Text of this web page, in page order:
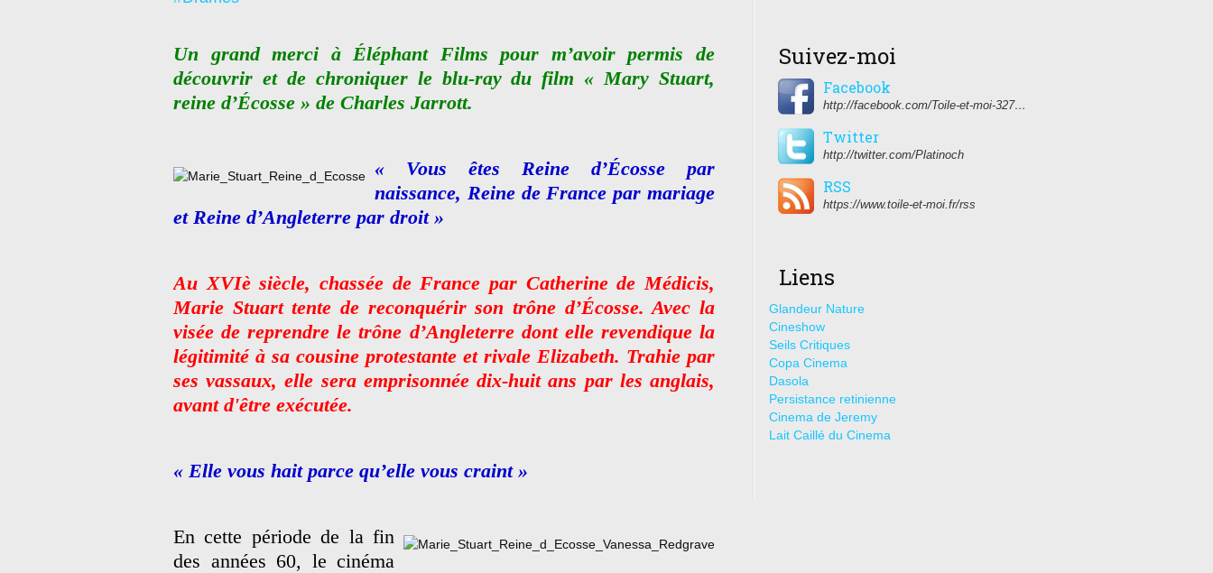
Un grand merci à Éléphant Films pour m’avoir permis de
découvrir et de chroniquer le blu-ray du film « Mary Stuart,
reine d’Écosse » de Charles Jarrott.
« Vous êtes Reine d’Écosse par
naissance, Reine de France par mariage
et Reine d’Angleterre par droit »
Au XVIè siècle, chassée de France par Catherine de Médicis,
Marie Stuart tente de reconquérir son trône d’Écosse. Avec la
visée de reprendre le trône d’Angleterre dont elle revendique la
légitimité à sa cousine protestante et rivale Elizabeth. Trahie par
ses vassaux, elle sera emprisonnée dix-huit ans par les anglais,
avant d'être exécutée.
« Elle vous hait parce qu’elle vous craint »
En cette période de la fin
des années 60, le cinéma
Suivez-moi
Facebook
http://facebook.com/Toile-et-moi-327459350627274/
Twitter
http://twitter.com/Platinoch
RSS
https://www.toile-et-moi.fr/rss
Liens
Glandeur Nature
Cineshow
Seils Critiques
Copa Cinema
Dasola
Persistance retinienne
Cinema de Jeremy
Lait Caillé du Cinema